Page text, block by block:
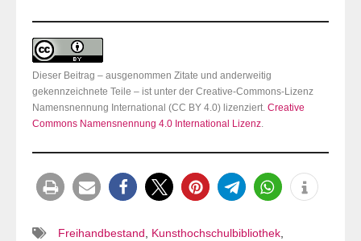
Dieser Beitrag – ausgenommen Zitate und anderweitig
gekennzeichnete Teile – ist unter der Creative-Commons-Lizenz
Namensnennung International (CC BY 4.0) lizenziert. Creative
Commons Namensnennung 4.0 International Lizenz.
Freihandbestand , Kunsthochschulbibliothek,